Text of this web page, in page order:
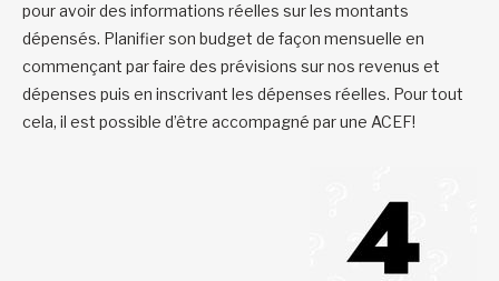
pour avoir des informations réelles sur les montants
dépensés. Planifier son budget de façon mensuelle en
commençant par faire des prévisions sur nos revenus et
dépenses puis en inscrivant les dépenses réelles. Pour tout
cela, il est possible d’être accompagné par une ACEF!